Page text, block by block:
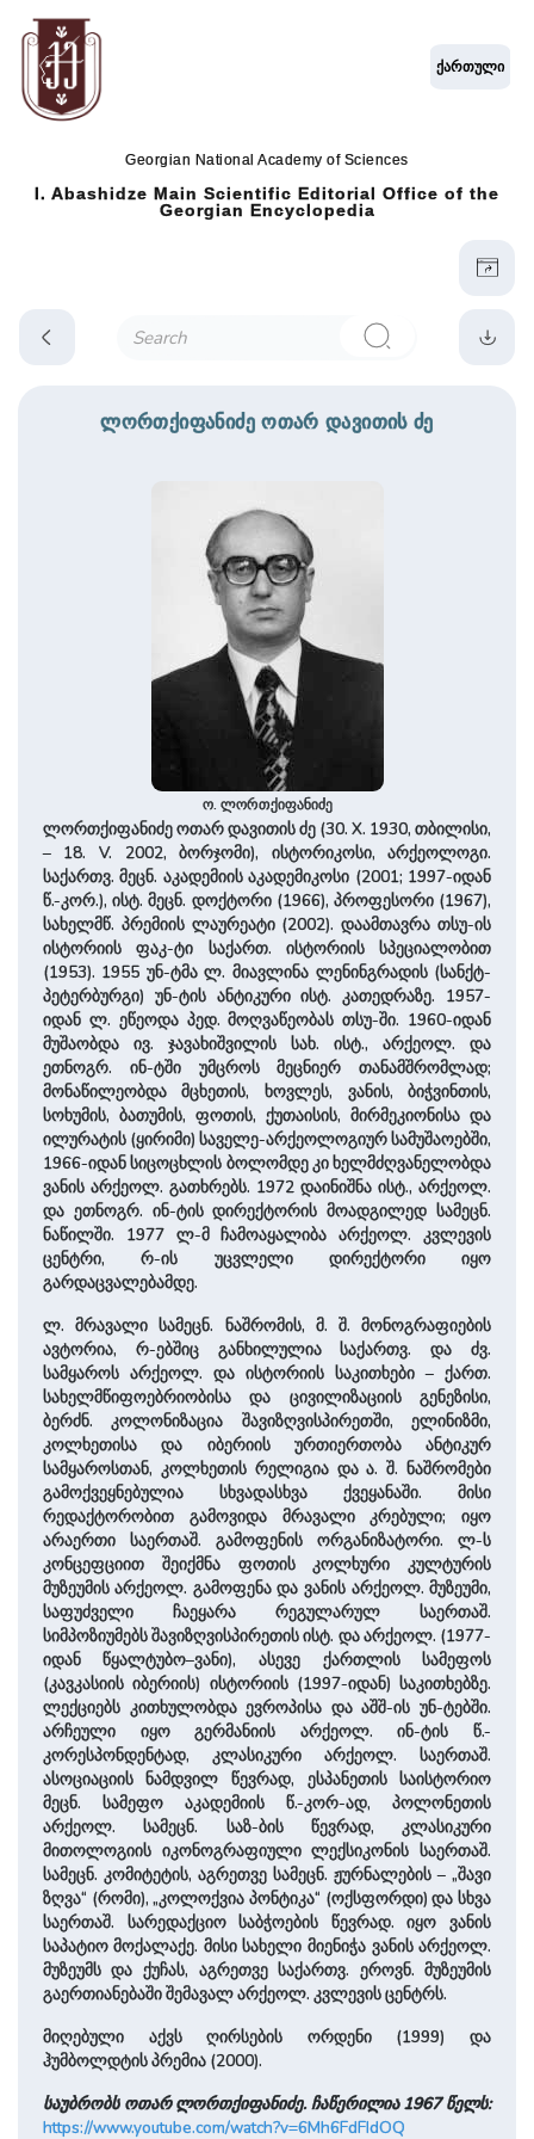
Georgian National Academy of Sciences
I. Abashidze Main Scientific Editorial Office of the
Georgian Encyclopedia
ქართული
ლორთქიფანიძე ოთარ დავითის ძე
ო. ლორთქიფანიძე
ლორთქიფანიძე ოთარ დავითის ძე (30. X. 1930, თბილისი,
– 18. V. 2002, ბორჯომი), ისტორიკოსი, არქეოლოგი.
საქართვ. მეცნ. აკადემიის აკადემიკოსი (2001; 1997-იდან
წ.-კორ.), ისტ. მეცნ. დოქტორი (1966), პროფესორი (1967),
სახელმწ. პრემიის ლაურეატი (2002). დაამთავრა თსუ-ის
ისტორიის ფაკ-ტი საქართ. ისტორიის სპეციალობით
(1953). 1955 უნ-ტმა ლ. მიავლინა ლენინგრადის (სანქტ-
პეტერბურგი) უნ-ტის ანტიკური ისტ. კათედრაზე. 1957-
იდან ლ. ეწეოდა პედ. მოღვაწეობას თსუ-ში. 1960-იდან
მუშაობდა ივ. ჯავახიშვილის სახ. ისტ., არქეოლ. და
ეთნოგრ. ინ-ტში უმცროს მეცნიერ თანამშრომლად;
მონაწილეობდა მცხეთის, ხოვლეს, ვანის, ბიჭვინთის,
სოხუმის, ბათუმის, ფოთის, ქუთაისის, მირმეკიონისა და
ილურატის (ყირიმი) საველე-არქეოლოგიურ სამუშაოებში,
1966-იდან სიცოცხლის ბოლომდე კი ხელმძღვანელობდა
ვანის არქეოლ. გათხრებს. 1972 დაინიშნა ისტ., არქეოლ.
და ეთნოგრ. ინ-ტის დირექტორის მოადგილედ სამეცნ.
ნაწილში. 1977 ლ-მ ჩამოაყალიბა არქეოლ. კვლევის
ცენტრი, რ-ის უცვლელი დირექტორი იყო
გარდაცვალებამდე.
ლ. მრავალი სამეცნ. ნაშრომის, მ. შ. მონოგრაფიების
ავტორია, რ-ებშიც განხილულია საქართვ. და ძვ.
სამყაროს არქეოლ. და ისტორიის საკითხები – ქართ.
სახელმწიფოებრიობისა და ცივილიზაციის გენეზისი,
ბერძნ. კოლონიზაცია შავიზღვისპირეთში, ელინიზმი,
კოლხეთისა და იბერიის ურთიერთობა ანტიკურ
სამყაროსთან, კოლხეთის რელიგია და ა. შ. ნაშრომები
გამოქვეყნებულია სხვადასხვა ქვეყანაში. მისი
რედაქტორობით გამოვიდა მრავალი კრებული; იყო
არაერთი საერთაშ. გამოფენის ორგანიზატორი. ლ-ს
კონცეფციით შეიქმნა ფოთის კოლხური კულტურის
მუზეუმის არქეოლ. გამოფენა და ვანის არქეოლ. მუზეუმი,
საფუძველი ჩაეყარა რეგულარულ საერთაშ.
სიმპოზიუმებს შავიზღვისპირეთის ისტ. და არქეოლ. (1977-
იდან წყალტუბო–ვანი), ასევე ქართლის სამეფოს
(კავკასიის იბერიის) ისტორიის (1997-იდან) საკითხებზე.
ლექციებს კითხულობდა ევროპისა და აშშ-ის უნ-ტებში.
არჩეული იყო გერმანიის არქეოლ. ინ-ტის წ.-
კორესპონდენტად, კლასიკური არქეოლ. საერთაშ.
ასოციაციის ნამდვილ წევრად, ესპანეთის საისტორიო
მეცნ. სამეფო აკადემიის წ.-კორ-ად, პოლონეთის
არქეოლ. სამეცნ. საზ-ბის წევრად, კლასიკური
მითოლოგიის იკონოგრაფიული ლექსიკონის საერთაშ.
სამეცნ. კომიტეტის, აგრეთვე სამეცნ. ჟურნალების – „შავი
ზღვა“ (რომი), „კოლოქვია პონტიკა“ (ოქსფორდი) და სხვა
საერთაშ. სარედაქციო საბჭოების წევრად. იყო ვანის
საპატიო მოქალაქე. მისი სახელი მიენიჭა ვანის არქეოლ.
მუზეუმს და ქუჩას, აგრეთვე საქართვ. ეროვნ. მუზეუმის
გაერთიანებაში შემავალ არქეოლ. კვლევის ცენტრს.
მიღებული აქვს ღირსების ორდენი (1999) და
ჰუმბოლდტის პრემია (2000).
საუბრობს ოთარ ლორთქიფანიძე. ჩაწერილია 1967 წელს:
https://www.youtube.com/watch?v=6Mh6FdFIdOQ